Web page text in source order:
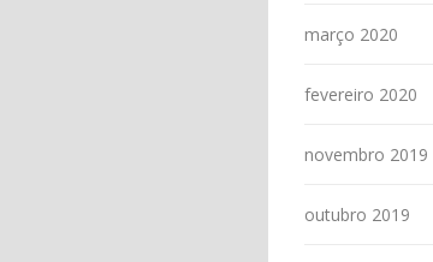
março 2020
fevereiro 2020
novembro 2019
outubro 2019